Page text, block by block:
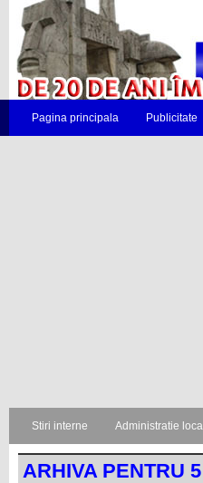
Pagina principala Publicitate
Stiri interne Administratie
ARHIVA PENTRU